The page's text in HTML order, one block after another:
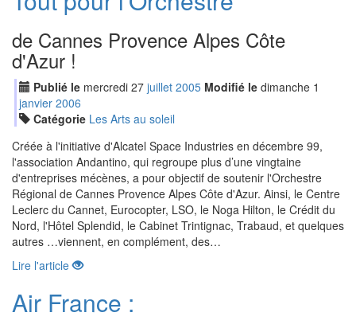
de Cannes Provence Alpes Côte
d'Azur !
Publié le mercredi 27 juillet 2005 Modifié le dimanche 1
janvier 2006
Catégorie Les Arts au soleil
Créée à l'initiative d'Alcatel Space Industries en décembre 99,
l'association Andantino, qui regroupe plus d’une vingtaine
d'entreprises mécènes, a pour objectif de soutenir l'Orchestre
Régional de Cannes Provence Alpes Côte d'Azur. Ainsi, le Centre
Leclerc du Cannet, Eurocopter, LSO, le Noga Hilton, le Crédit du
Nord, l'Hôtel Splendid, le Cabinet Trintignac, Trabaud, et quelques
autres …viennent, en complément, des…
Lire l'article
Air France :